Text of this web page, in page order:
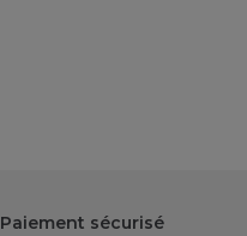
Paiement sécurisé